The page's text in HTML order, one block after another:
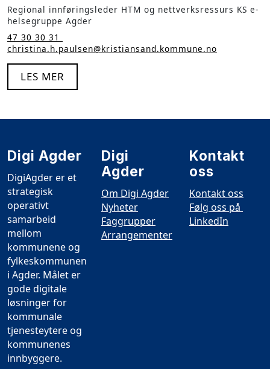
Regional innføringsleder HTM og nettverksressurs KS e-
helsegruppe Agder
47 30 30 31
christina.h.paulsen@kristiansand.kommune.no
LES MER
Digi Agder
DigiAgder er et
strategisk
operativt
samarbeid
mellom
kommunene og
fylkeskommunen
i Agder. Målet er
gode digitale
løsninger for
kommunale
tjenesteytere og
kommunenes
innbyggere.
Digi
Agder
Om Digi Agder
Nyheter
Faggrupper
Arrangementer
Kontakt
oss
Kontakt oss
Følg oss på
LinkedIn